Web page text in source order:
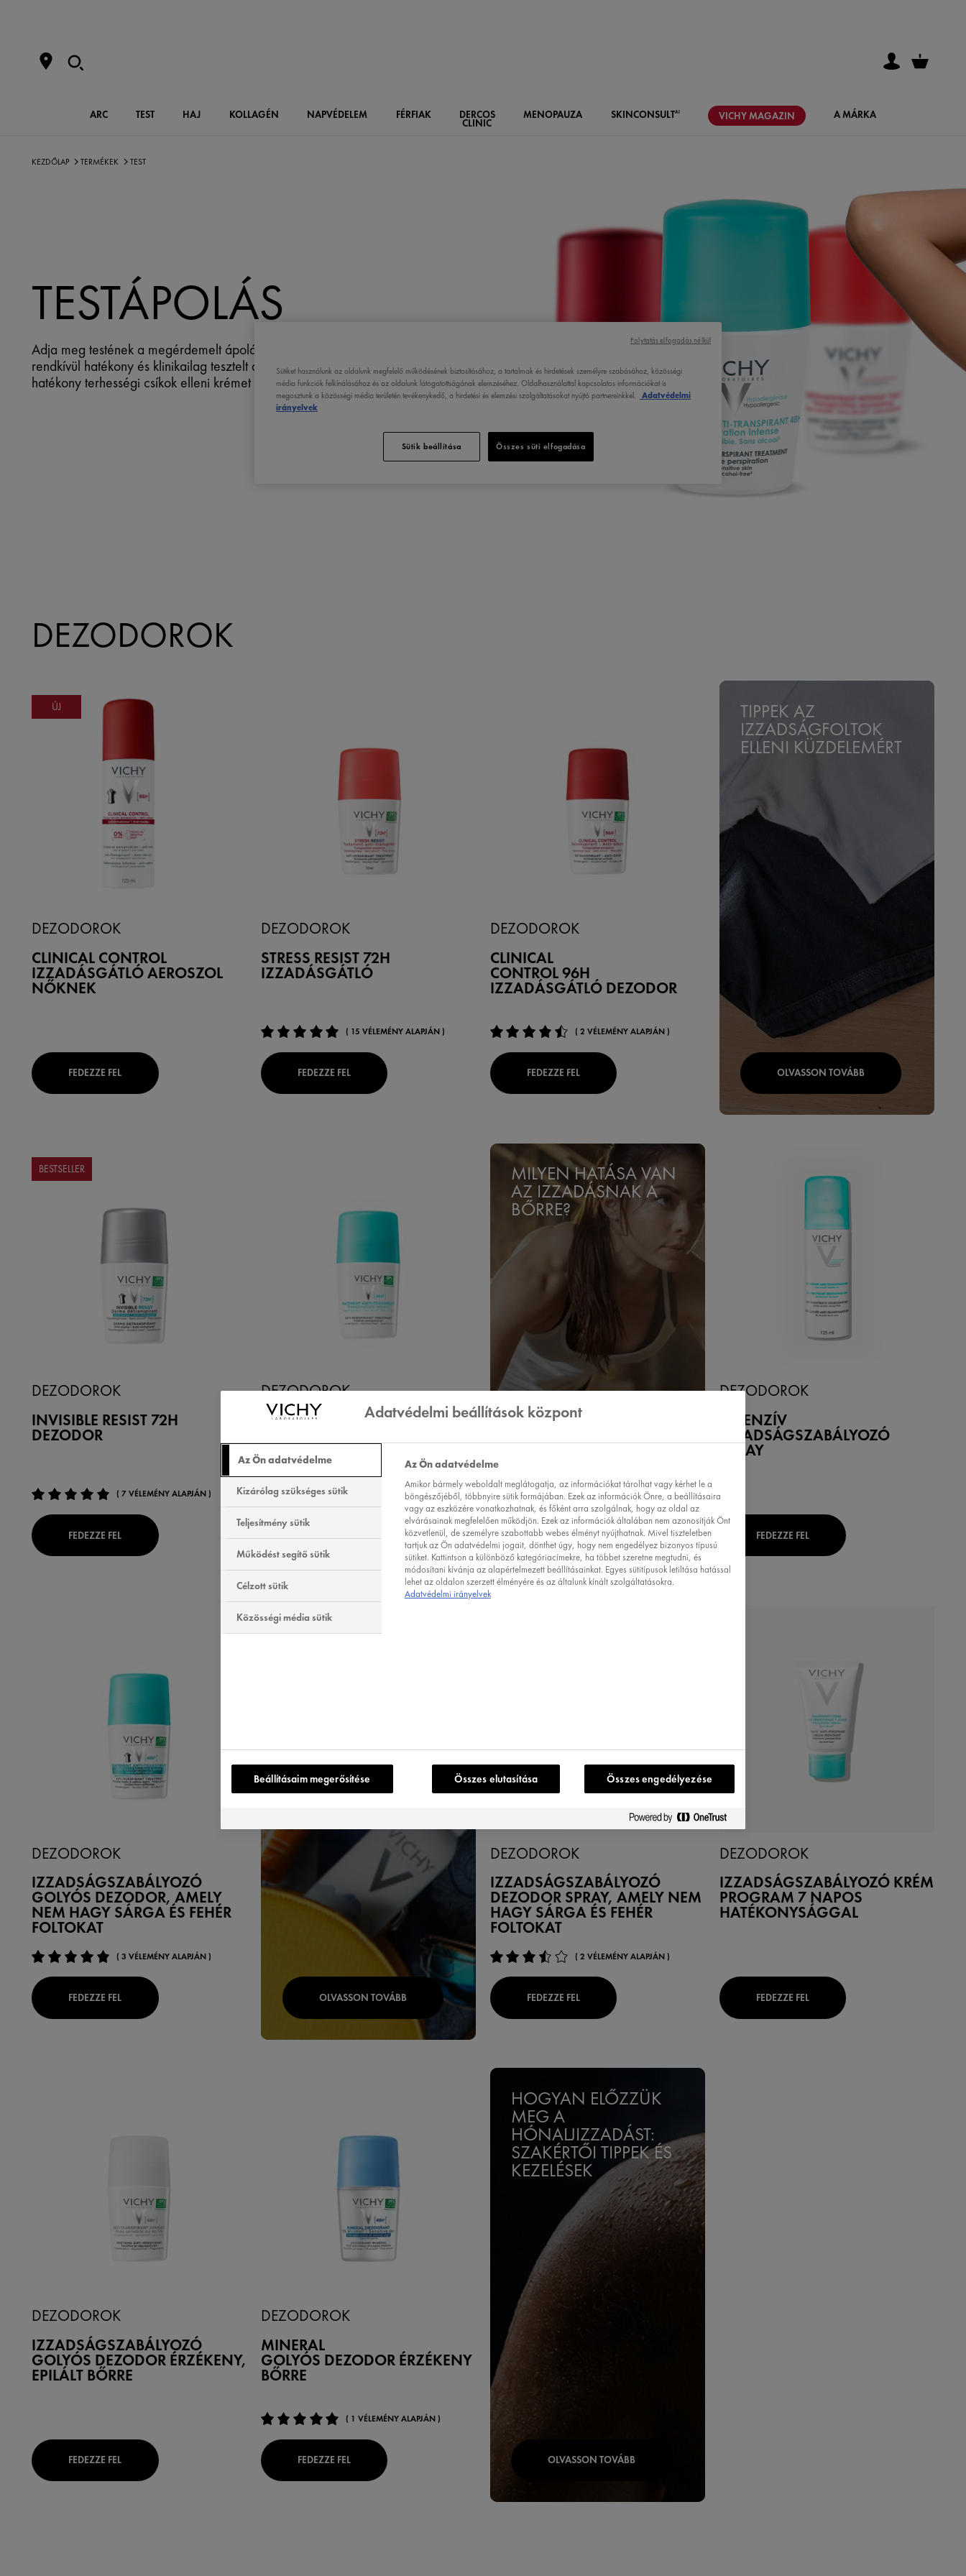
ARC TEST HAJ KOLLAGÉN NAPVÉDELEM FÉRFIAK DERCOS
CLINIC
MENOPAUZA SKINCONSULTAI VICHYMAGAZIN A MÁRKA
KEZDŐLAP TERMÉKEK TEST
TESTÁPOLÁS
Adja meg testének a megérdemelt ápolást! A Vichy egy egész termékcsaládnyi,
rendkívül hatékony és klinikailag tesztelt dezodort, egy tápláló kézkrémet és egy
hatékony terhességi csíkok elleni krémet kínál.
DEZODOROK
ÚJ
DEZODOROK
CLINICAL CONTROL
IZZADÁSGÁTLÓ AEROSZOL
NŐKNEK
FEDEZZE FEL
DEZODOROK
STRESS RESIST 72H
IZZADÁSGÁTLÓ
( 15 VÉLEMÉNY ALAPJÁN )
FEDEZZE FEL
DEZODOROK
CLINICAL
CONTROL 96H
IZZADÁSGÁTLÓ DEZODOR
( 2 VÉLEMÉNY ALAPJÁN )
FEDEZZE FEL
TIPPEK AZ
IZZADSÁGFOLTOK
ELLENI KÜZDELEMÉRT
OLVASSON TOVÁBB
BESTSELLER
DEZODOROK
INVISIBLE RESIST 72H
DEZODOR
( 7 VÉLEMÉNY ALAPJÁN )
FEDEZZE FEL
DEZODOROK
INTENZÍV
DEZODOR - GOLYÓS
( 9 VÉLEMÉNY ALAPJÁN )
MILYEN HATÁSA VAN
AZ IZZADÁSNAK A
BŐRRE?
OLVASSON TOVÁBB
DEZODOROK
INTENZÍV
IZZADSÁGSZABÁLYOZÓ
SPRAY
FEDEZZE FEL
DEZODOROK
IZZADSÁGSZABÁLYOZÓ
GOLYÓS DEZODOR, AMELY
NEM HAGY SÁRGA ÉS FEHÉR
FOLTOKAT
( 3 VÉLEMÉNY ALAPJÁN )
FEDEZZE FEL
FESZTIVÁLOZNI
OLVASSON TOVÁBB
DEZODOROK
IZZADSÁGSZABÁLYOZÓ
DEZODOR SPRAY, AMELY NEM
HAGY SÁRGA ÉS FEHÉR
FOLTOKAT
( 2 VÉLEMÉNY ALAPJÁN )
FEDEZZE FEL
DEZODOROK
IZZADSÁGSZABÁLYOZÓ KRÉM
PROGRAM 7 NAPOS
HATÉKONYSÁGGAL
FEDEZZE FEL
DEZODOROK
IZZADSÁGSZABÁLYOZÓ
GOLYÓS DEZODOR ÉRZÉKENY,
EPILÁLT BŐRRE
FEDEZZE FEL
DEZODOROK
MINERAL
GOLYÓS DEZODOR ÉRZÉKENY
BŐRRE
( 1 VÉLEMÉNY ALAPJÁN )
FEDEZZE FEL
HOGYAN ELŐZZÜK
MEG A
HÓNALJIZZADÁST:
SZAKÉRTŐI TIPPEK ÉS
KEZELÉSEK
OLVASSON TOVÁBB
Sütiket használunk az oldalunk megfelelő működésének biztosításához, a tartalmak és hirdetések személyre szabásához, közösségi
média funkciók felkínálásához és az oldalunk látogatottságának elemzéséhez. Oldalhasználattal kapcsolatos információkat is
megosztunk a közösségi média területén tevékenykedő, a hirdetési és elemzési szolgáltatásokat nyújtó partnereinkkel.
Adatvédelmi
irányelvek
Sütik beállítása Összes süti elfogadása
Folytatás elfogadás nélkül
Adatvédelmi beállítások központ
Az Ön adatvédelme
Kizárólag szükséges sütik
Teljesítmény sütik
Működést segítő sütik
Célzott sütik
Közösségi média sütik
Az Ön adatvédelme
Amikor bármely weboldalt meglátogatja, az információkat tárolhat vagy kérhet le a
böngészőjéből, többnyire sütik formájában. Ezek az információk Önre, a beállításaira
vagy az eszközére vonatkozhatnak, és főként arra szolgálnak, hogy az oldal az
elvárásainak megfelelően működjön. Ezek az információk általában nem azonosítják Önt
közvetlenül, de személyre szabottabb webes élményt nyújthatnak. Mivel tiszteletben
tartjuk az Ön adatvédelmi jogait, dönthet úgy, hogy nem engedélyez bizonyos típusú
sütiket. Kattintson a különböző kategóriacímekre, ha többet szeretne megtudni, és
módosítani kívánja az alapértelmezett beállításainkat. Egyes sütitípusok letiltása hatással
lehet az oldalon szerzett élményére és az általunk kínált szolgáltatásokra.
Adatvédelmi irányelvek
Beállításaim megerősítése Összes elutasítása Összes engedélyezése